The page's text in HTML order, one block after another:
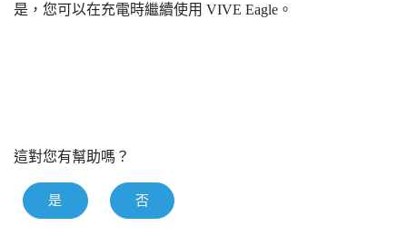
是，您可以在充電時繼續使用 VIVE Eagle 。
這對您有幫助嗎？
是 否